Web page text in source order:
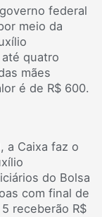
federal
meio da
quatro
mães
é de R$ 600.
a Caixa faz o
do Bolsa
com final de
receberão R$